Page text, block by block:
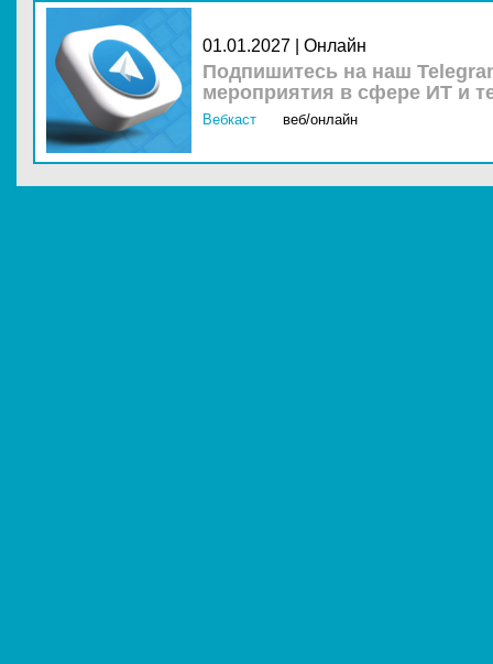
01.01.2027 | Онлайн
Подпишитесь на наш
мероприятия в сфере ИТ и
Вебкаст веб/онлайн